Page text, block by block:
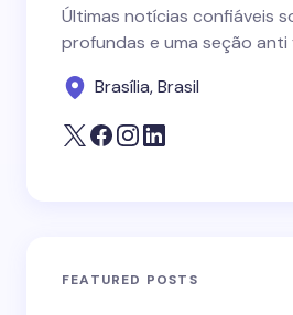
Últimas notícias confiáveis
profundas e uma seção
Brasília, Brasil
FEATURED POSTS